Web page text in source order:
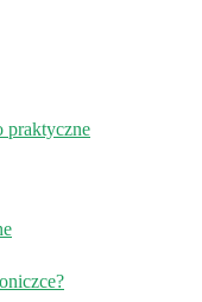
praktyczne